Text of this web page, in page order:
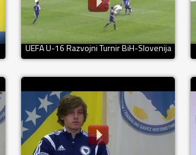
UEFA U-16 Razvojni Turnir BiH-Slovenija